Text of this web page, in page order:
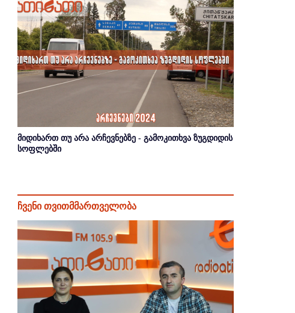
მიდიხართ თუ არა არჩევნებზე - გამოკითხვა ზუგდიდის
სოფლებში
ჩვენი თვითმმართველობა